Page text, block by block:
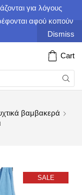
για λόγους
αφού κοπούν
Dismiss
Cart
βαμβακερά
SALE